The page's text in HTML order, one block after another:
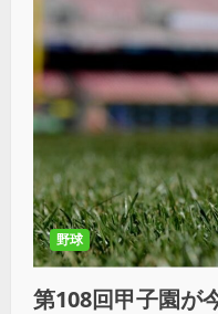
野球
第108回甲子園が